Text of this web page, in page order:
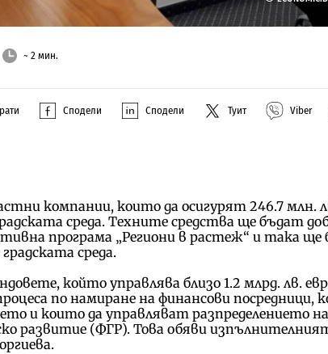
~ 2 мин.
Сподели Сподели Туит Viber
компании, които да осигурят 246.7 млн.
среда. Техните средства ще бъдат
програма „Региони в растеж“ и така
среда.
който управлява близо 1.2 млрд. лв.
по намиране на финансови посредници,
и които да управляват разпределението
развитие (ФГР). Това обяви